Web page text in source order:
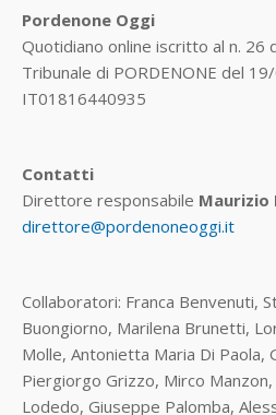
Pordenone Oggi
Quotidiano online iscritto al n.
Tribunale di PORDENONE del
IT01816440935
Contatti
Direttore responsabile
direttore@pordenoneoggi.it
Collaboratori: Franca Benvenuti,
Buongiorno, Marilena Brunetti,
Molle, Antonietta Maria Di Paola,
Piergiorgo Grizzo, Mirco Manzon,
Lodedo, Giuseppe Palomba,